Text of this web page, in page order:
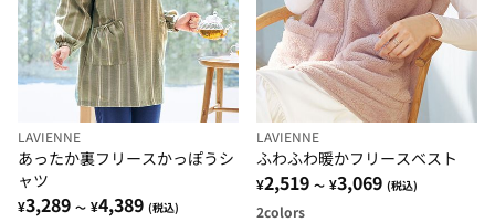
LAVIENNE
あったか裏フリースかっぽうシ
ャツ
¥3,289 ～ ¥4,389 (税込)
LAVIENNE
ふわふわ暖かフリースベスト
¥2,519 ～ ¥3,069 (税込)
2colors